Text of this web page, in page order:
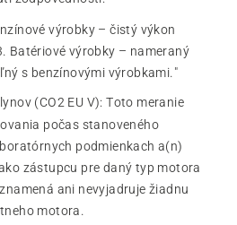
výrobky – čistý výkon
Batériové výrobky – nameraný
s benzínovými výrobkami."
(CO2 EU V):Toto meranie
počas stanoveného
podmienkach a(n)
zástupcu pre daný typ motora
ani nevyjadruje žiadnu
motora.